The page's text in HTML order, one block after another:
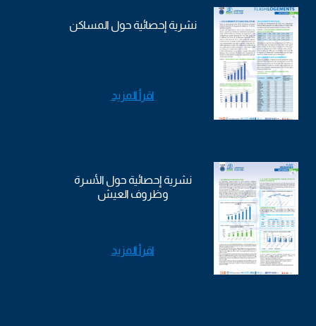
نشرية إحصائية حول المساكن
اقرأ المزيد
نشرية إحصائية حول الأسرة
وظروف العيش
اقرأ المزيد